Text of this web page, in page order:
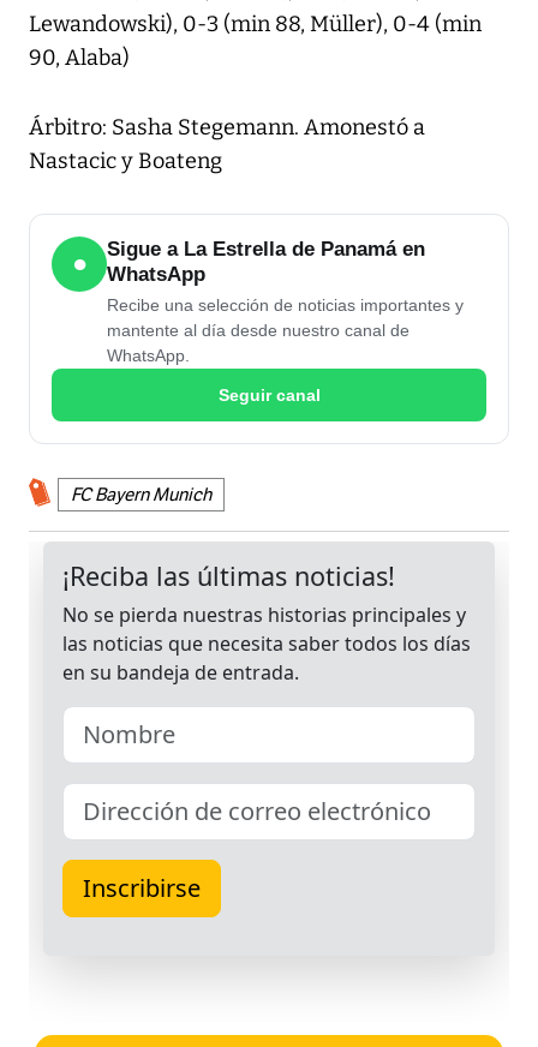
Lewandowski), 0-3 (min 88, Müller), 0-4 (min
90, Alaba)
Árbitro: Sasha Stegemann. Amonestó a
Nastacic y Boateng
●
Sigue a La Estrella de Panamá en
WhatsApp
Recibe una selección de noticias importantes y
mantente al día desde nuestro canal de
WhatsApp.
Seguir canal
FC Bayern Munich